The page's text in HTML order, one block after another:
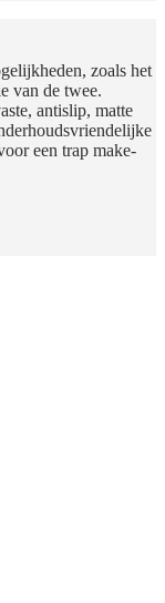
zoals het
van de twee.
antislip, matte
een trap make-